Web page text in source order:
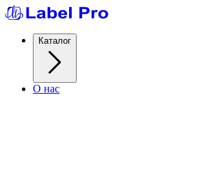
Каталог
О нас